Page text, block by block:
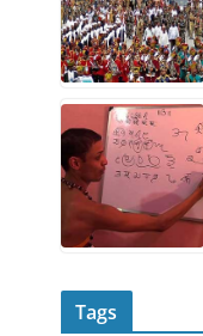
Tags